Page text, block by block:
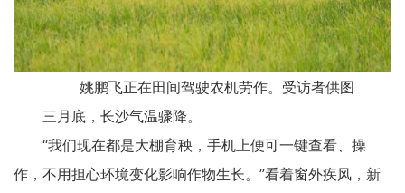
姚鹏飞正在田间驾驶农机劳作。受访者供图
三月底，长沙气温骤降。
“我们现在都是大棚育秧，手机上便可一键查看、操
作，不用担心环境变化影响作物生长。”看着窗外疾风，新